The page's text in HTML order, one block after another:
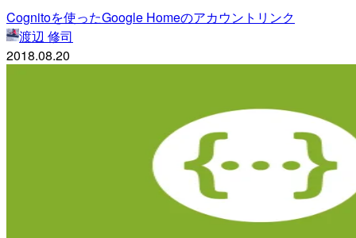
Cognitoを使ったGoogle Homeのアカウントリンク
渡辺 修司
2018.08.20